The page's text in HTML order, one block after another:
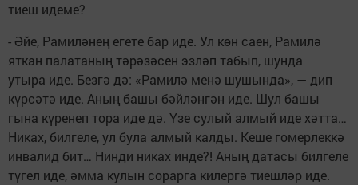
тиеш идеме?
- Әйе, Рамиләнең егете бар иде. Ул көн саен, Рамилә
яткан палатаның тәрәзәсен эзләп табып, шунда
утыра иде. Безгә дә: «Рамилә менә шушында», — дип
күрсәтә иде. Аның башы бәйләнгән иде. Шул башы
гына күренеп тора иде дә. Үзе сулый алмый иде хәтта…
Никах, билгеле, ул була алмый калды. Кеше гомерлеккә
инвалид бит… Нинди никах инде?! Аның датасы билгеле
түгел иде, әмма кулын сорарга килергә тиешләр иде.